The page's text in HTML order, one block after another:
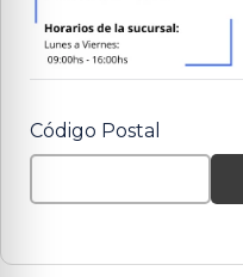
Código Postal